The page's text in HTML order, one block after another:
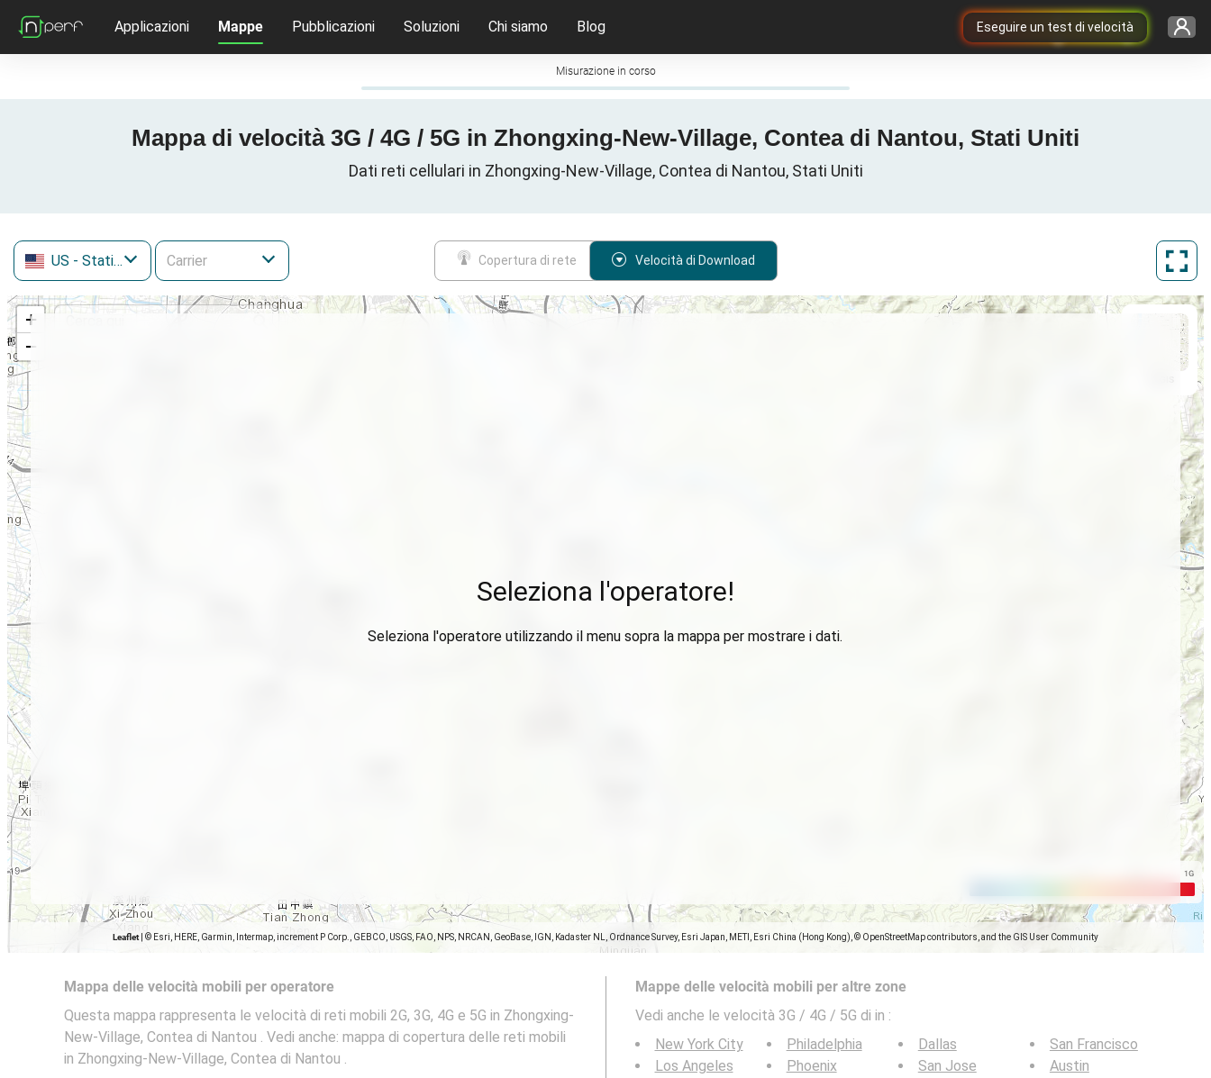
Eseguire un test di velocità
Applicazioni Mappe Pubblicazioni Soluzioni Chi siamo Blog
Misurazione in corso
Mappa di velocità 3G / 4G / 5G in Zhongxing-New-Village, Contea di Nantou, Stati Uniti
Dati reti cellulari in Zhongxing-New-Village, Contea di Nantou, Stati Uniti
US - Stati Uniti Copertura di rete Velocità di Download
+
−
Leaflet © Esri, HERE, Garmin, Intermap, increment P Corp., GEBCO, USGS, FAO, NPS, NRCAN, GeoBase, IGN, Kadaster NL, Ordnance Survey, Esri Japan, METI, Esri China (Hong Kong), © OpenStreetMap contributors, and the GIS User Community
Seleziona l'operatore!
Seleziona l'operatore utilizzando il menu sopra la mappa per mostrare i dati.
Mappa delle velocità mobili per operatore
Questa mappa rappresenta le velocità di reti mobili 2G, 3G, 4G e 5G in Zhongxing-
New-Village, Contea di Nantou . Vedi anche: mappa di copertura delle reti mobili
in Zhongxing-New-Village, Contea di Nantou .
Mappe delle velocità mobili per altre zone
Vedi anche le velocità 3G / 4G / 5G di in :
New York City
Los Angeles
Philadelphia
Phoenix
Dallas
San Jose
San Francisco
Austin